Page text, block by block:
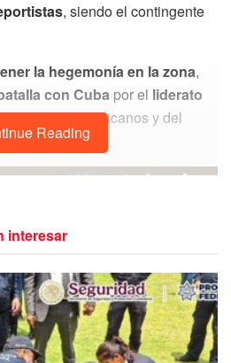
, siendo el contingente
la hegemonía en la zona,
con Cuba por el liderato
Centroamericanos y del
Reading
interesar